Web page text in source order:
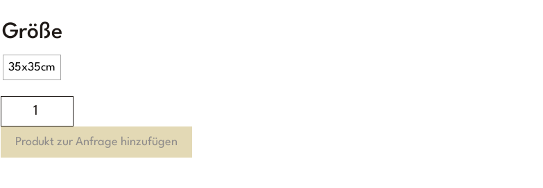
Größe
35x35cm
Quadro
Hocker
Menge
Produkt zur Anfrage hinzufügen